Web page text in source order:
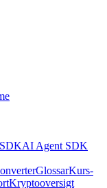
AI Agent SDK
GlossarKurs-
Kryptooversigt